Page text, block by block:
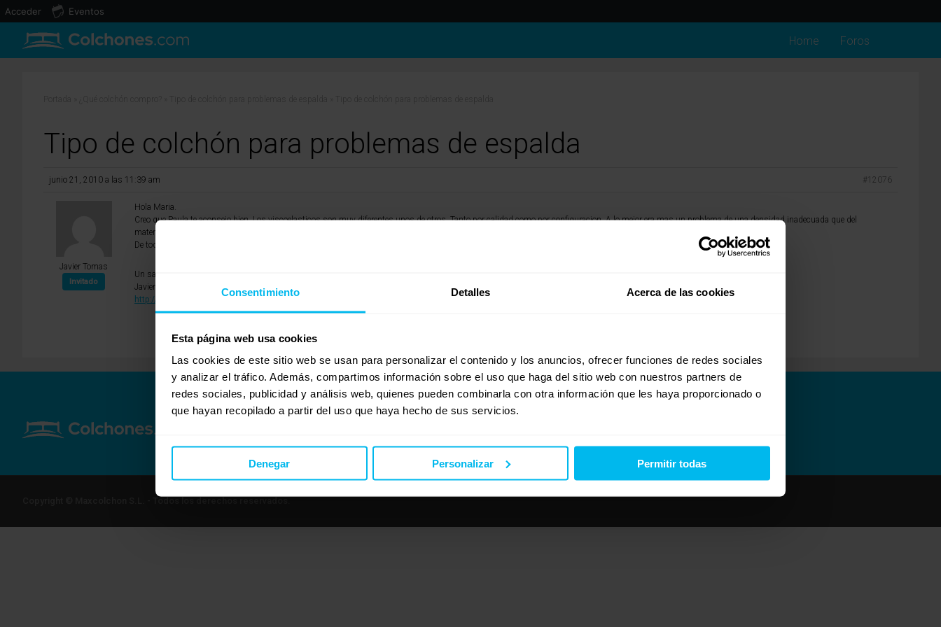
Consentimiento Detalles Acerca de las cookies
Esta página web usa cookies
Las cookies de este sitio web se usan para personalizar el contenido y los anuncios, ofrecer funciones de redes sociales
y analizar el tráfico. Además, compartimos información sobre el uso que haga del sitio web con nuestros partners de
redes sociales, publicidad y análisis web, quienes pueden combinarla con otra información que les haya proporcionado o
que hayan recopilado a partir del uso que haya hecho de sus servicios.
Denegar Personalizar Permitir todas
Home Foros
Tipo de colchón para problemas de espalda
junio 21, 2010 a las 11:39 am #12076
Javier Tomas
Invitado
Hola Maria.
Creo que Paula te aconsejo bien. Los viscoelasticos son muy diferentes unos de otros. Tanto por calidad como por configuracion. A lo mejor era mas un problema de una densidad inadecuada que del
material. De toda manera hay mas tipos de espumaciones y puede que alguna te vaya bien.
De todas maneras, como dice Paula, ningun colchon es medicina.
Un saludo
Javier Tomas
http://www.tucolchonencasa.com
Acceder Eventos